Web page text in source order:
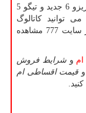
و برای برند چری 4 محصول آریزو 5 توربو ، آریزو 6 جدید و تیگو 5
می توانید کاتالوگ
و تور 360 درجه را در سایت 777 مشاهده
وشرایط فروش
و قیمت اقساطی ام
.